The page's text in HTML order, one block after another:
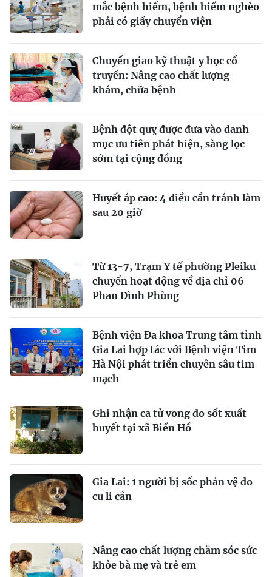
mắc bệnh hiếm, bệnh hiểm nghèo
phải có giấy chuyển viện
Chuyển giao kỹ thuật y học cổ
truyền: Nâng cao chất lượng
khám, chữa bệnh
Bệnh đột quỵ được đưa vào danh
mục ưu tiên phát hiện, sàng lọc
sớm tại cộng đồng
Huyết áp cao: 4 điều cần tránh làm
sau 20 giờ
Từ 13-7, Trạm Y tế phường Pleiku
chuyển hoạt động về địa chỉ 06
Phan Đình Phùng
Bệnh viện Đa khoa Trung tâm tỉnh
Gia Lai hợp tác với Bệnh viện Tim
Hà Nội phát triển chuyên sâu tim
mạch
Ghi nhận ca tử vong do sốt xuất
huyết tại xã Biển Hồ
Gia Lai: 1 người bị sốc phản vệ do
cu li cắn
Nâng cao chất lượng chăm sóc sức
khỏe bà mẹ và trẻ em